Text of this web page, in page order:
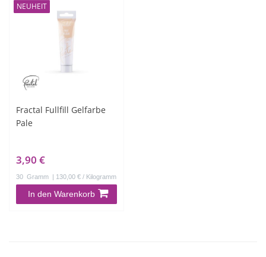
NEUHEIT
Fractal Fullfill Gelfarbe
Pale
3,90 €
30 Gramm | 130,00 € / Kilogramm
In den Warenkorb